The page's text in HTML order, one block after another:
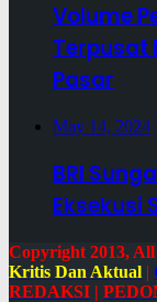
Volume
Terpusat
Pasar
May 14, 2024
BRI
Eksekusi
Copyright 2013,
Kritis Dan Aktual |
REDAKSI |